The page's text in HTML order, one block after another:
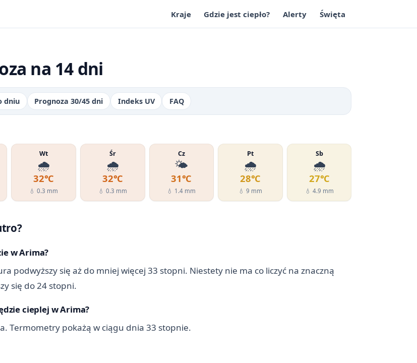
Kraje Gdzie jest ciepło? Alerty Święta
na 14 dni
dniu Prognoza 30/45 dni Indeks UV FAQ
Wt
🌧️
32℃
💧 0.3 mm
Śr
🌧️
32℃
💧 0.3 mm
Cz
🌤️
31℃
💧 1.4 mm
Pt
🌧️
28℃
💧 9 mm
Sb
🌧️
27℃
💧 4.9 mm
w Arima?
podwyższy się aż do mniej więcej 33 stopni. Niestety nie ma co liczyć na znaczną
się do 24 stopni.
cieplej w Arima?
Termometry pokażą w ciągu dnia 33 stopnie.